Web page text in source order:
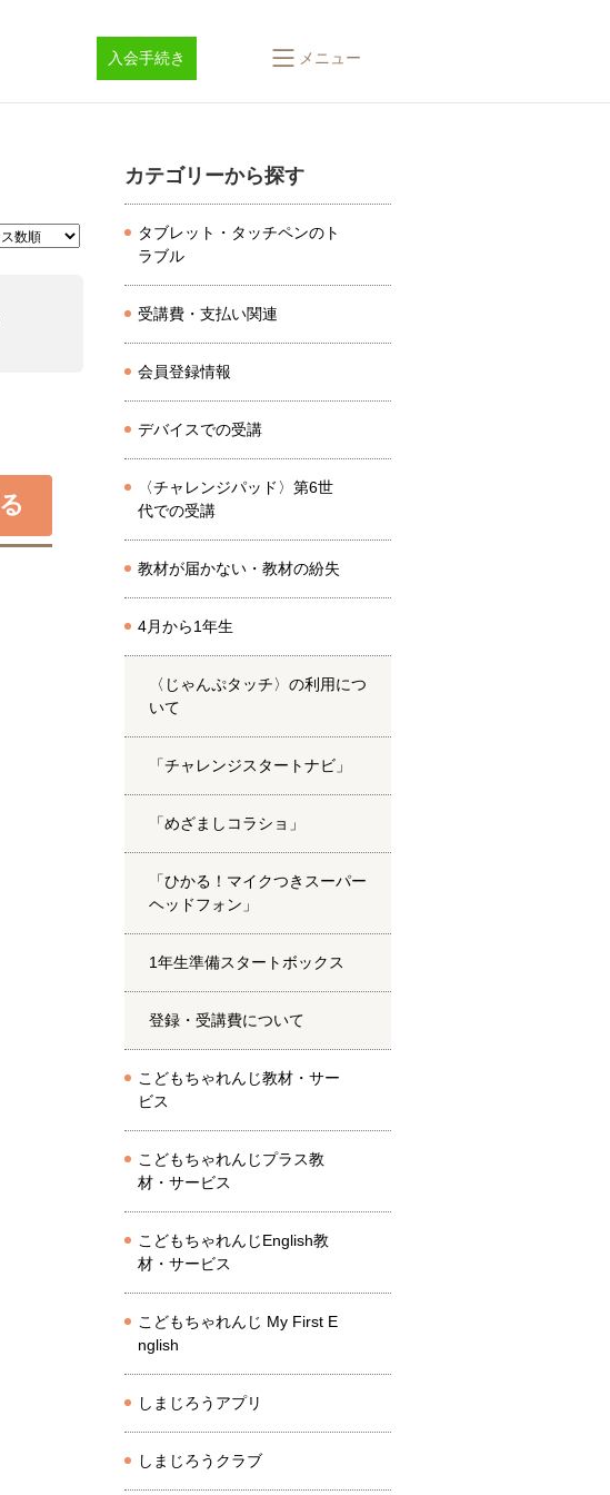
入会手続き メニュー
カテゴリーから探す
タブレット・タッチペンのト
ラブル
受講費・支払い関連
会員登録情報
デバイスでの受講
〈チャレンジパッド〉第6世
代での受講
教材が届かない・教材の紛失
4月から1年生
〈じゃんぷタッチ〉の利用につ
いて
「チャレンジスタートナビ」
「めざましコラショ」
「ひかる！マイクつきスーパー
ヘッドフォン」
1年生準備スタートボックス
登録・受講費について
こどもちゃれんじ教材・サー
ビス
こどもちゃれんじプラス教
材・サービス
こどもちゃれんじEnglish教
材・サービス
こどもちゃれんじ My First E
nglish
しまじろうアプリ
しまじろうクラブ